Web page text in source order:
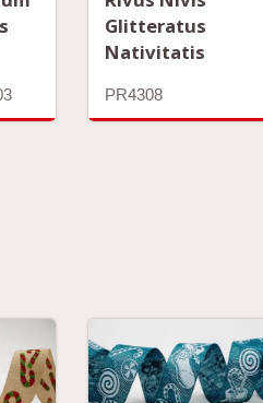
Glitteratus
Nativitatis
PR4308